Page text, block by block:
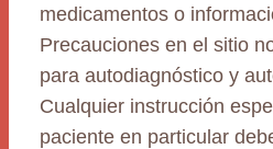
medicamentos o
Precauciones en el sitio
para autodiagnóstico y
Cualquier instrucción
paciente en particular